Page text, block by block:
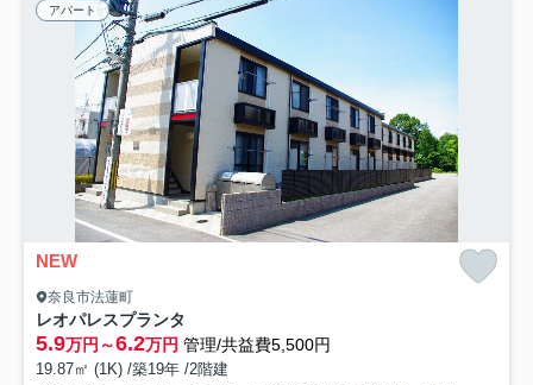
アパート
NEW
奈良市法蓮町
レオパレスプランタ
5.9万円～6.2万円 管理/共益費5,500円
19.87㎡ (1K) /築19年 /2階建